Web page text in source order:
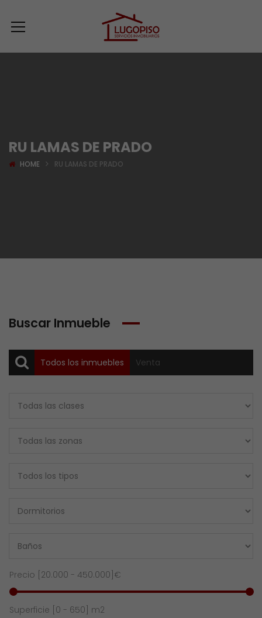
RU LAMAS DE PRADO
HOME RU LAMAS DE PRADO
Buscar Inmueble
Todos los inmuebles Venta
Precio [ 20.000 - 450.000 ]€
Superficie [ 0 - 650 ] m2